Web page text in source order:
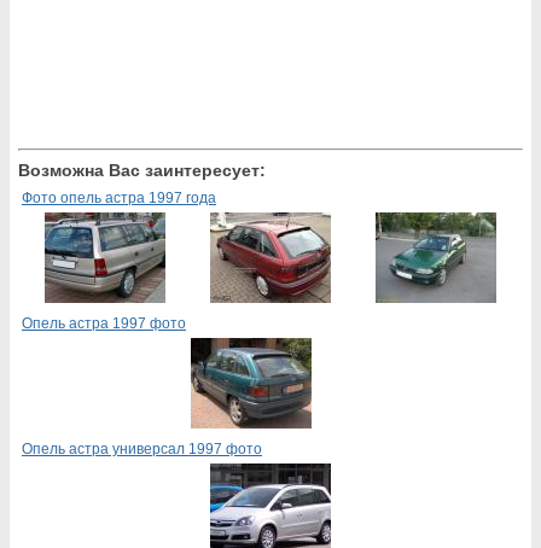
Возможна Вас заинтересует:
Фото опель астра 1997 года
Опель астра 1997 фото
Опель астра универсал 1997 фото